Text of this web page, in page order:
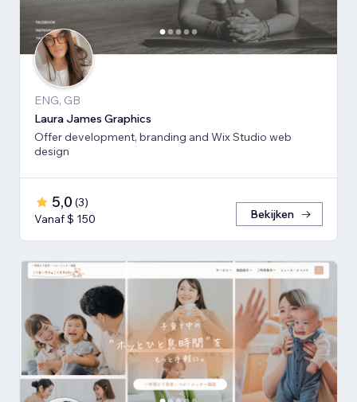
ENG, GB
Laura James Graphics
Offer development, branding and Wix Studio web
design
5,0 (3)
Vanaf $ 150
Bekijken